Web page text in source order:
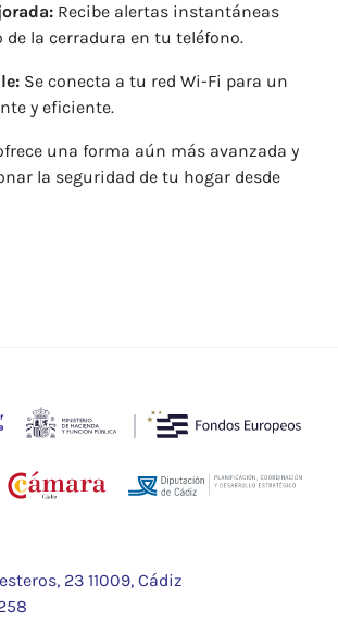
Recibe alertas instantáneas
de la cerradura en tu teléfono.
Se conecta a tu red Wi-Fi para un
y eficiente.
una forma aún más avanzada y
la seguridad de tu hogar desde
23 11009, Cádiz